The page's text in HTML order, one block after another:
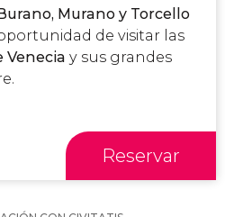
Murano y Torcello
de visitar las
Venecia y sus grandes
Reservar